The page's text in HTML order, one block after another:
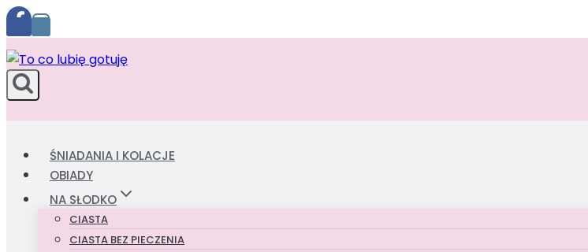
Przejdź
do
treści
ŚNIADANIA I KOLACJE
OBIADY
NA SŁODKO
CIASTA
CIASTA BEZ PIECZENIA